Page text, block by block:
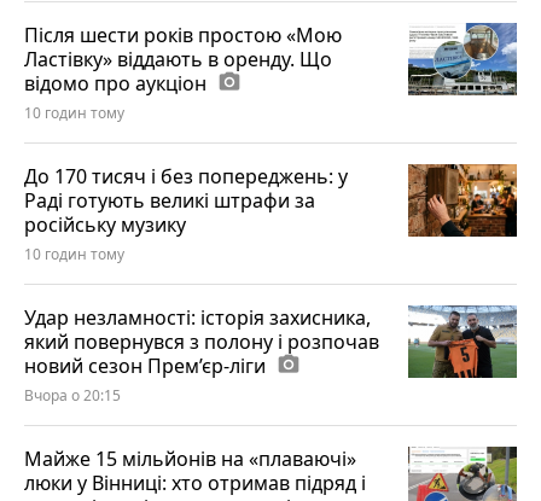
Після шести років простою «Мою
Ластівку» віддають в оренду. Що
відомо про аукціон photo_camera
10 годин тому
До 170 тисяч і без попереджень: у
Раді готують великі штрафи за
російську музику
10 годин тому
Удар незламності: історія захисника,
який повернувся з полону і розпочав
новий сезон Прем’єр-ліги photo_camera
Вчора о 20:15
Майже 15 мільйонів на «плаваючі»
люки у Вінниці: хто отримав підряд і